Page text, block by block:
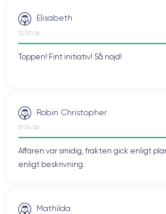
Elisabeth
13/07/26
Toppen! Fint initiativ! Så nöjd!
Robin Christopher
11/06/26
Affären var smidig, frakten gick enligt
enligt beskrivning.
Mathilda